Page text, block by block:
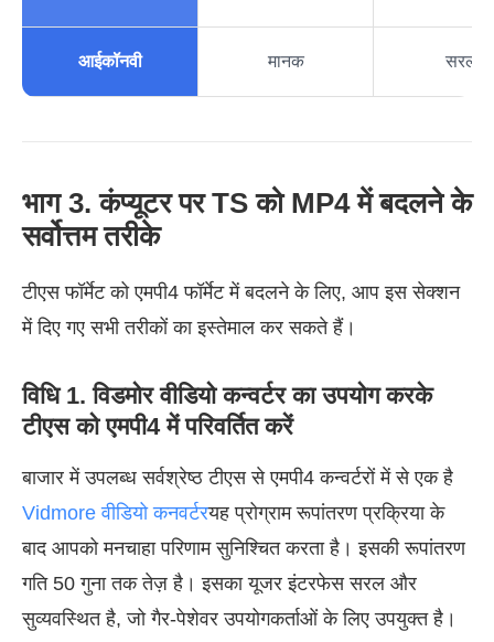
आईकॉनवी मानक सरल
भाग 3. कंप्यूटर पर TS को MP4 में बदलने के
सर्वोत्तम तरीके
टीएस फॉर्मेट को एमपी4 फॉर्मेट में बदलने के लिए, आप इस सेक्शन
में दिए गए सभी तरीकों का इस्तेमाल कर सकते हैं।
विधि 1. विडमोर वीडियो कन्वर्टर का उपयोग करके
टीएस को एमपी4 में परिवर्तित करें
बाजार में उपलब्ध सर्वश्रेष्ठ टीएस से एमपी4 कन्वर्टरों में से एक है
Vidmore वीडियो कनवर्टरयह प्रोग्राम रूपांतरण प्रक्रिया के
बाद आपको मनचाहा परिणाम सुनिश्चित करता है। इसकी रूपांतरण
गति 50 गुना तक तेज़ है। इसका यूजर इंटरफेस सरल और
सुव्यवस्थित है, जो गैर-पेशेवर उपयोगकर्ताओं के लिए उपयुक्त है।